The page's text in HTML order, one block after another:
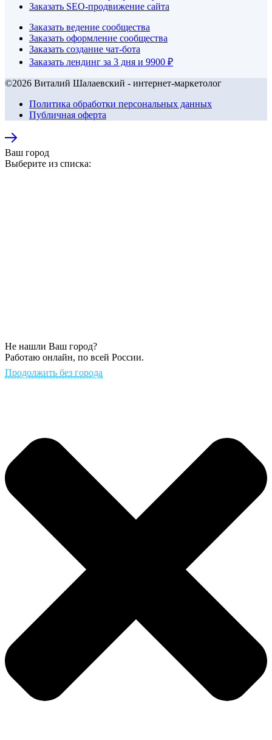
Заказать SEO-продвижение сайта
Заказать ведение сообщества
Заказать оформление сообщества
Заказать создание чат-бота
Заказать лендинг за 3 дня и 9900 ₽
©2026 Виталий Шалаевский - интернет-маркетолог
Политика обработки персональных данных
Публичная оферта
Ваш город
Выберите из списка:
Не нашли Ваш город?
Работаю онлайн, по всей России.
Продолжить без города